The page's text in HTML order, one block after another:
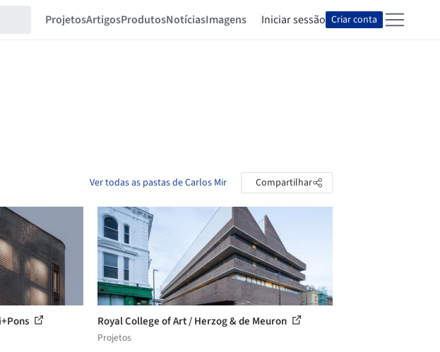
ProjetosArtigosProdutosNotíciasImagens Iniciar sessão Criar conta
Ver todas as pastas de Carlos Mir Compartilhar
Royal College of Art / Herzog & de Meuron
Projetos